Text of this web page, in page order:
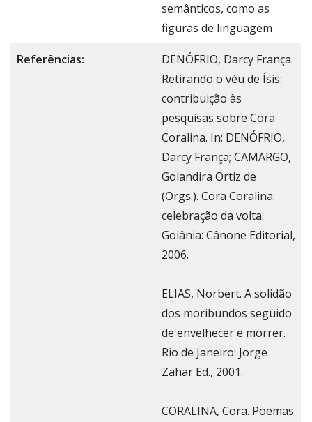
semânticos, como as
figuras de linguagem
Referências:
DENÓFRIO, Darcy França.
Retirando o véu de Ísis:
contribuição às
pesquisas sobre Cora
Coralina. In: DENÓFRIO,
Darcy França; CAMARGO,
Goiandira Ortiz de
(Orgs.). Cora Coralina:
celebração da volta.
Goiânia: Cânone Editorial,
2006.
ELIAS, Norbert. A solidão
dos moribundos seguido
de envelhecer e morrer.
Rio de Janeiro: Jorge
Zahar Ed., 2001.
CORALINA, Cora. Poemas